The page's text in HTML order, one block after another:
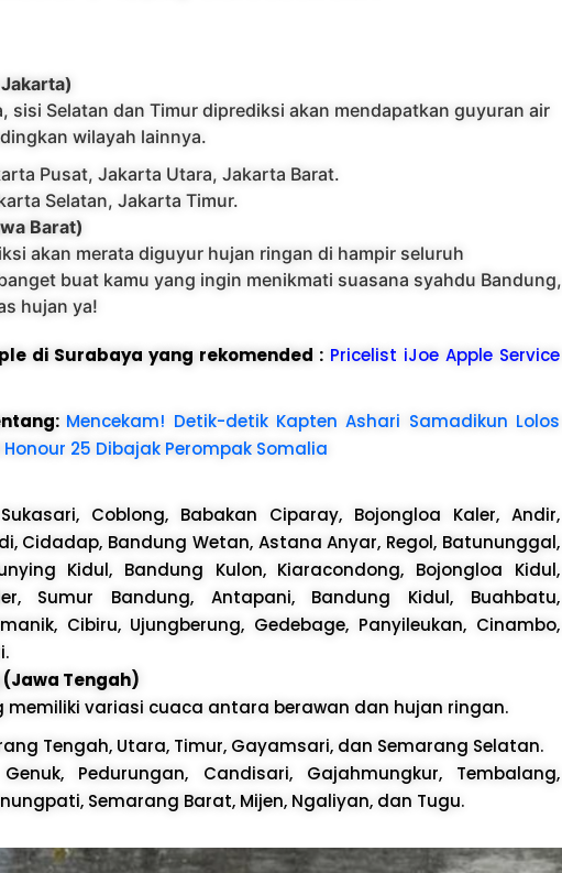
sisi Selatan dan Timur diprediksi akan mendapatkan guyuran air
wilayah lainnya.
Pusat, Jakarta Utara, Jakarta Barat.
Selatan, Jakarta Timur.
Barat)
akan merata diguyur hujan ringan di hampir seluruh
buat kamu yang ingin menikmati suasana syahdu Bandung,
hujan ya!
di Surabaya yang rekomended : Pricelist iJoe Apple Service
Mencekam! Detik-detik Kapten Ashari Samadikun Lolos
25 Dibajak Perompak Somalia
Coblong, Babakan Ciparay, Bojongloa Kaler, Andir,
Cidadap, Bandung Wetan, Astana Anyar, Regol, Batununggal,
Kidul, Bandung Kulon, Kiaracondong, Bojongloa Kidul,
Sumur Bandung, Antapani, Bandung Kidul, Buahbatu,
Cibiru, Ujungberung, Gedebage, Panyileukan, Cinambo,
Tengah)
memiliki variasi cuaca antara berawan dan hujan ringan.
Tengah, Utara, Timur, Gayamsari, dan Semarang Selatan.
Genuk, Pedurungan, Candisari, Gajahmungkur, Tembalang,
Semarang Barat, Mijen, Ngaliyan, dan Tugu.